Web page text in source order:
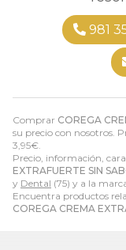
Comprar COREGA
su precio con nosotros.
3,95€
Precio, información,
EXTRAFUERTE SIN
y Dental (75) y a la
Encuentra productos
COREGA CREMA
981